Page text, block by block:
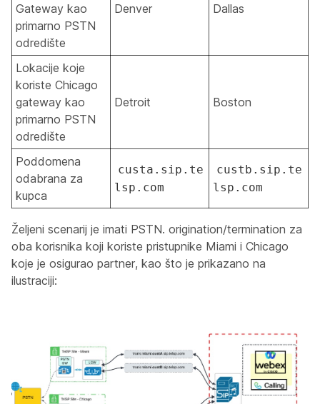
Gateway kao
primarno PSTN
odredište
Denver Dallas
Lokacije koje
koriste Chicago
gateway kao
primarno PSTN
odredište
Detroit Boston
Poddomena
odabrana za
kupca
custa.sip.te
lsp.com
custb.sip.te
lsp.com
Željeni scenarij je imati PSTN. origination/termination za
oba korisnika koji koriste pristupnike Miami i Chicago
koje je osigurao partner, kao što je prikazano na
ilustraciji: